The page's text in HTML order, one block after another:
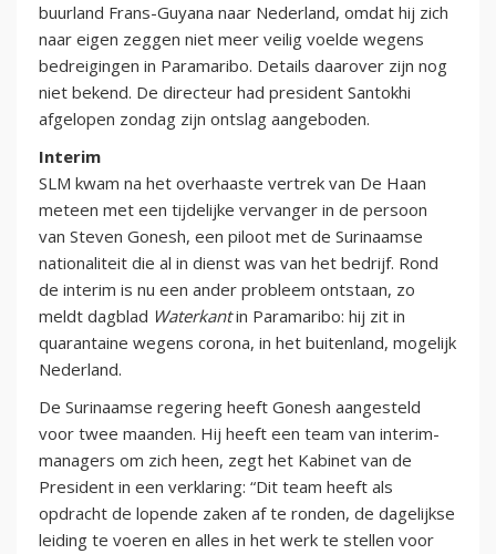
buurland Frans-Guyana naar Nederland, omdat hij zich
naar eigen zeggen niet meer veilig voelde wegens
bedreigingen in Paramaribo. Details daarover zijn nog
niet bekend. De directeur had president Santokhi
afgelopen zondag zijn ontslag aangeboden.
Interim
SLM kwam na het overhaaste vertrek van De Haan
meteen met een tijdelijke vervanger in de persoon
van Steven Gonesh, een piloot met de Surinaamse
nationaliteit die al in dienst was van het bedrijf. Rond
de interim is nu een ander probleem ontstaan, zo
meldt dagblad Waterkantin Paramaribo: hij zit in
quarantaine wegens corona, in het buitenland, mogelijk
Nederland.
De Surinaamse regering heeft Gonesh aangesteld
voor twee maanden. Hij heeft een team van interim-
managers om zich heen, zegt het Kabinet van de
President in een verklaring: “Dit team heeft als
opdracht de lopende zaken af te ronden, de dagelijkse
leiding te voeren en alles in het werk te stellen voor